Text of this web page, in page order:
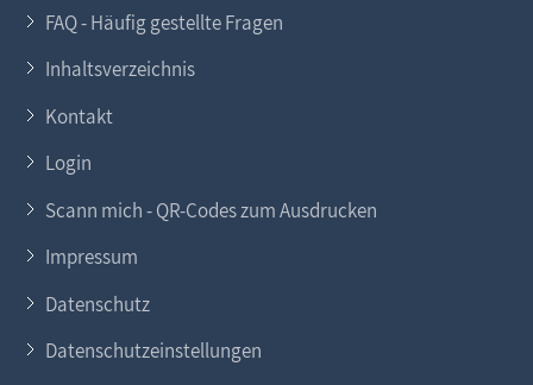
FAQ - Häufig gestellte Fragen
Inhaltsverzeichnis
Kontakt
Login
Scann mich - QR-Codes zum Ausdrucken
Impressum
Datenschutz
Datenschutzeinstellungen